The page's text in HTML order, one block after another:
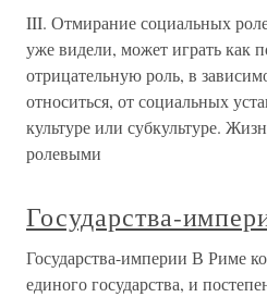
III. Отмирание социальных
уже видели, может играть как
отрицательную роль, в
относиться, от социальных
культуре или субкультуре.
ролевыми
Государства-
Государства-империи В Риме
единого государства, и